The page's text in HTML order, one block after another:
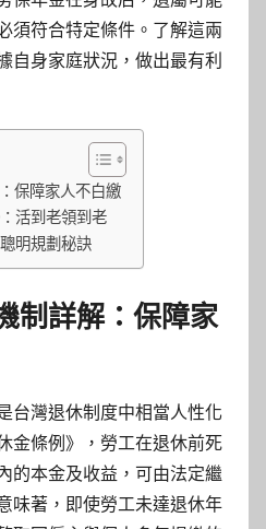
須符合特定條件。了解這兩
自身家庭狀況，做出最有利
保障家人不白繳
活到老領到老
明規劃秘訣
制詳解：保障家
台灣退休制度中相當人性化
金條例》，勞工在退休前死
的本金及收益，可由法定繼
味著，即使勞工未達退休年